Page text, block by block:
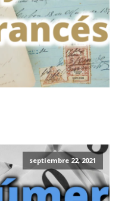
septiembre 22, 2021